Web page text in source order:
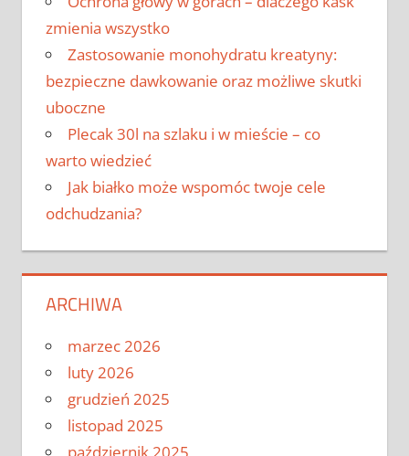
zmienia wszystko
Zastosowanie monohydratu kreatyny:
bezpieczne dawkowanie oraz możliwe skutki
uboczne
Plecak 30l na szlaku i w mieście – co
warto wiedzieć
Jak białko może wspomóc twoje cele
odchudzania?
ARCHIWA
marzec 2026
luty 2026
grudzień 2025
listopad 2025